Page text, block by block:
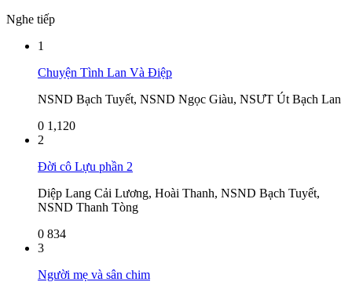
Nghe tiếp
1
Chuyện Tình Lan Và Điệp
NSND Bạch Tuyết, NSND Ngọc Giàu, NSƯT Út Bạch Lan
0 1,120
2
Đời cô Lựu phần 2
Diệp Lang Cải Lương, Hoài Thanh, NSND Bạch Tuyết,
NSND Thanh Tòng
0 834
3
Người mẹ và sân chim